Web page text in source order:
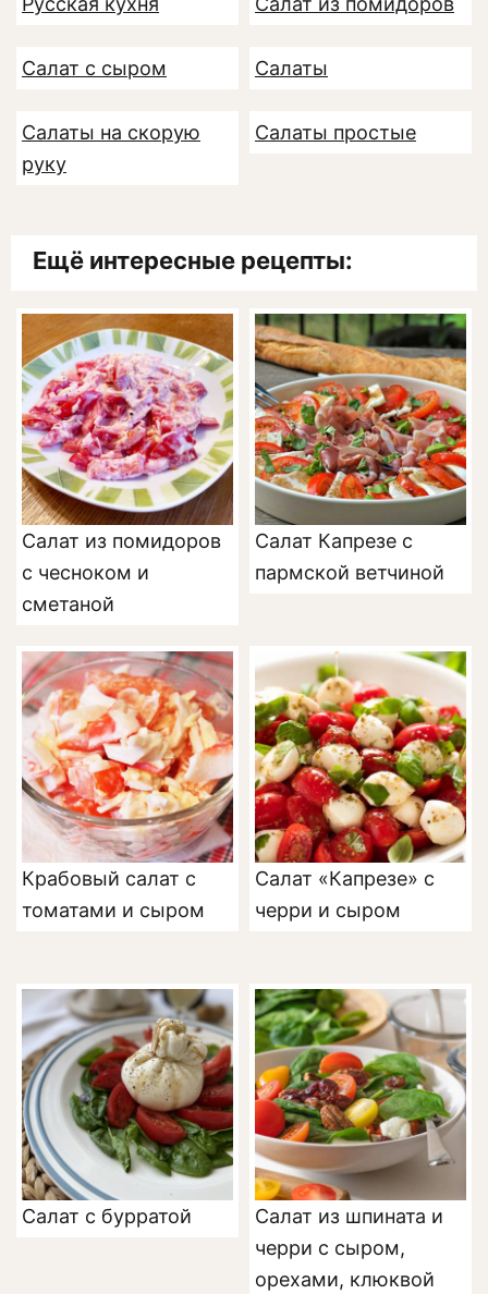
Салат с сыром Салаты
Салаты на скорую
руку
Салаты простые
Ещё интересные рецепты:
Салат из помидоров
с чесноком и
сметаной
Салат Капрезе с
пармской ветчиной
Крабовый салат с
томатами и сыром
Салат «Капрезе» с
черри и сыром
Салат с бурратой
Салат из шпината и
черри с сыром,
орехами, клюквой